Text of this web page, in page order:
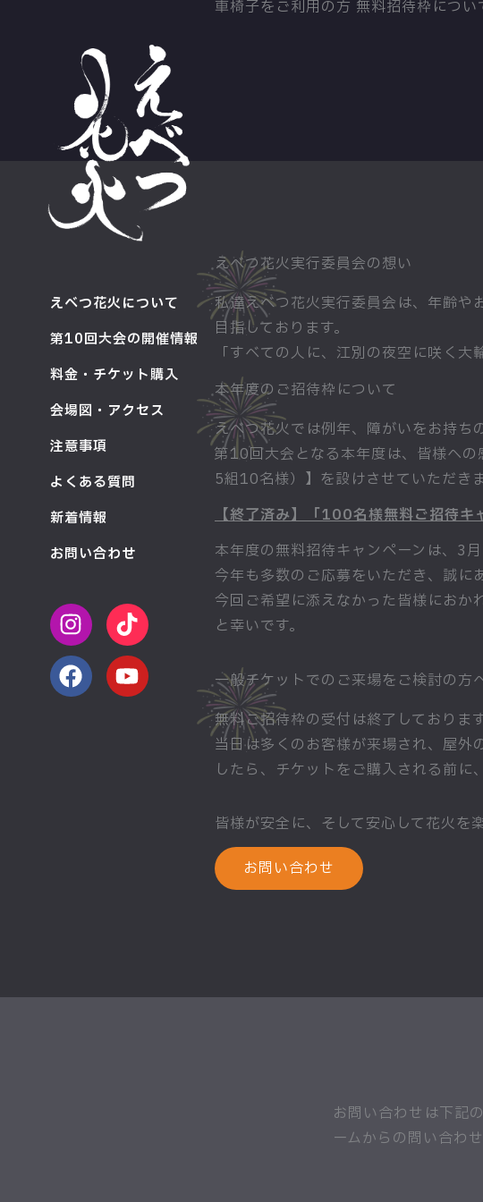
えべつ花火について
第10回大会の開催情報
料金・チケット購入
会場図・アクセス
注意事項
よくある質問
新着情報
お問い合わせ
I
n
s
t
a
T
i
k
t
o
F
a
c
e
b
Y
o
u
t
u
車椅子をご利用の方 無料招待枠につい
えべつ花火実行委員会の想い
私達えべつ花火実行委員会は、年齢や
目指しております。
「すべての人に、江別の夜空に咲く
本年度のご招待枠について
えべつ花火では例年、障がいをお持ち
第10回大会となる本年度は、皆様へ
5組10名様）】を設けさせていただき
【終了済み】「100名様無料ご招待キ
本年度の無料招待キャンペーンは、3
今年も多数のご応募をいただき、誠に
今回ご希望に添えなかった皆様におか
と幸いです。
一般チケットでのご来場をご検討の方
無料ご招待枠の受付は終了しておりま
当日は多くのお客様が来場され、屋外
したら、チケットをご購入される前に
皆様が安全に、そして安心して花火を
お問い合わせ
お問い合わせは下記
ームからの問い合わ